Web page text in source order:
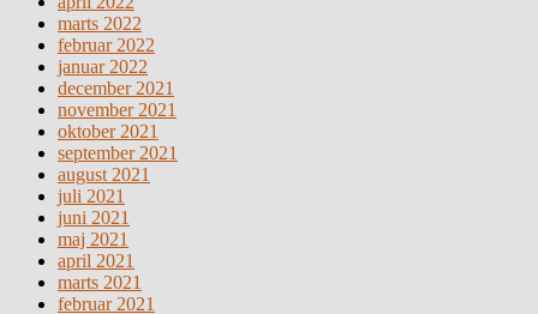
marts 2022
februar 2022
januar 2022
december 2021
november 2021
oktober 2021
september 2021
august 2021
juli 2021
juni 2021
maj 2021
april 2021
marts 2021
februar 2021